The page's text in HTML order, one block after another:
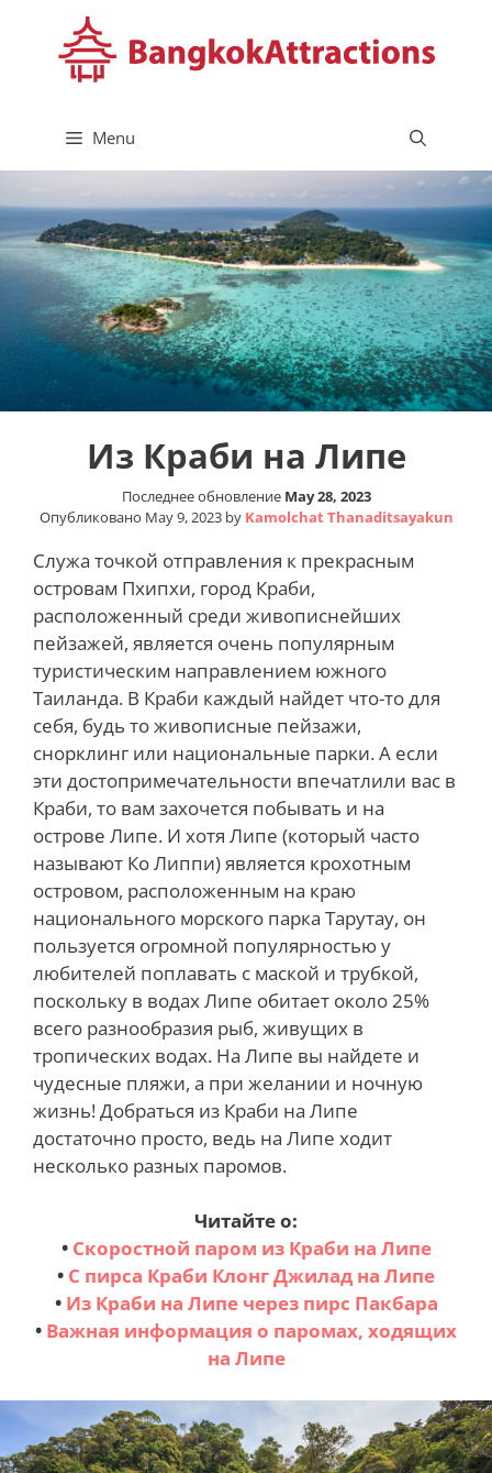
content
Menu
Из Краби на Липе
Последнее обновление May 28, 2023
Опубликовано May 9, 2023 by Kamolchat Thanaditsayakun
Служа точкой отправления к прекрасным
островам Пхипхи, город Краби,
расположенный среди живописнейших
пейзажей, является очень популярным
туристическим направлением южного
Таиланда. В Краби каждый найдет что-то для
себя, будь то живописные пейзажи,
снорклинг или национальные парки. А если
эти достопримечательности впечатлили вас в
Краби, то вам захочется побывать и на
острове Липе. И хотя Липе (который часто
называют Ко Липпи) является крохотным
островом, расположенным на краю
национального морского парка Тарутау, он
пользуется огромной популярностью у
любителей поплавать с маской и трубкой,
поскольку в водах Липе обитает около 25%
всего разнообразия рыб, живущих в
тропических водах. На Липе вы найдете и
чудесные пляжи, а при желании и ночную
жизнь! Добраться из Краби на Липе
достаточно просто, ведь на Липе ходит
несколько разных паромов.
Читайте о:
• Скоростной паром из Краби на Липе
• С пирса Краби Клонг Джилад на Липе
• Из Краби на Липе через пирс Пакбара
• Важная информация о паромах, ходящих
на Липе